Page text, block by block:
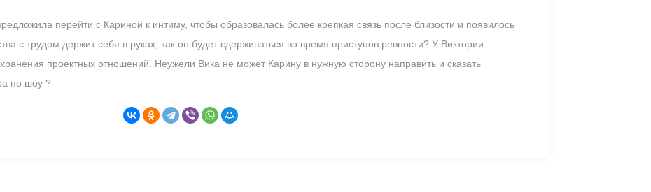
перейти с Кариной к интиму, чтобы образовалась более крепкая связь после близости и появилось
с трудом держит себя в руках, как он будет сдерживаться во время приступов ревности? У Виктории
проектных отношений. Неужели Вика не может Карину в нужную сторону направить и сказать
по шоу ?